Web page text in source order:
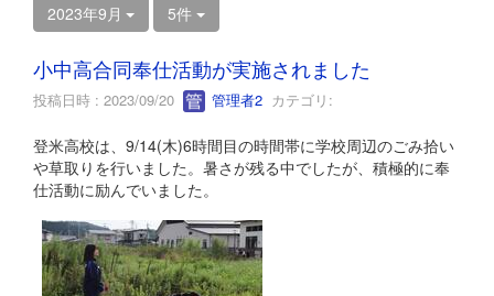
2023年9月 5件
小中高合同奉仕活動が実施されました
投稿日時 : 2023/09/20 管理者2 カテゴリ:
登米高校は、9/14(木)6時間目の時間帯に学校周辺のごみ拾い
や草取りを行いました。暑さが残る中でしたが、積極的に奉
仕活動に励んでいました。